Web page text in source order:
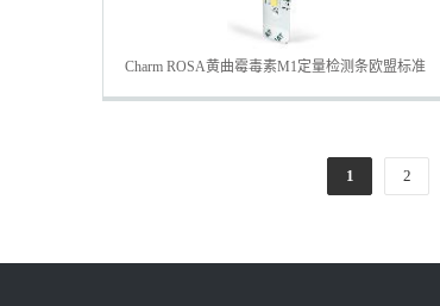
Charm ROSA黄曲霉毒素M1定量检测条欧盟标准
1 2